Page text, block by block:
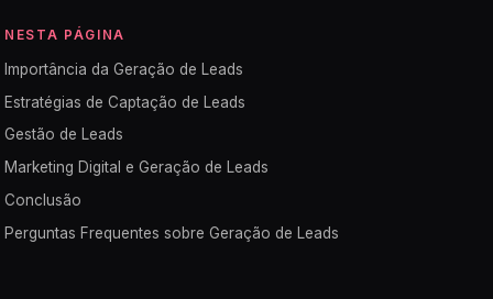
NESTA PÁGINA
Importância da Geração de Leads
Estratégias de Captação de Leads
Gestão de Leads
Marketing Digital e Geração de Leads
Conclusão
Perguntas Frequentes sobre Geração de Leads